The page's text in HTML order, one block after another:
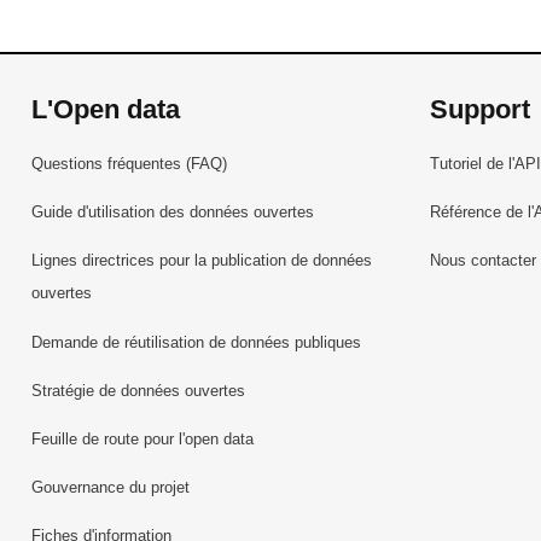
L'Open data
Questions fréquentes (FAQ)
Guide d'utilisation des données ouvertes
Lignes directrices pour la publication de données
ouvertes
Demande de réutilisation de données publiques
Stratégie de données ouvertes
Feuille de route pour l'open data
Gouvernance du projet
Fiches d'information
Support
Tutoriel de l'API
Référence de
Nous contacter